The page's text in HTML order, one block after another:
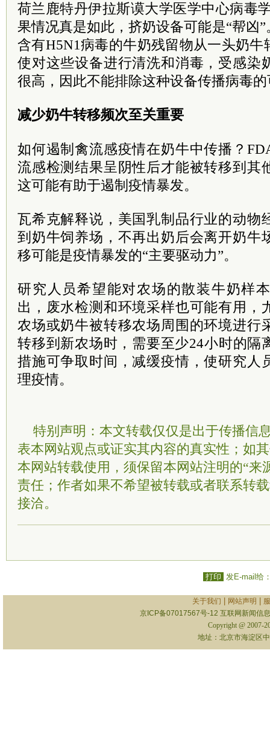
荷兰鹿特丹伊拉斯谟大学医学中心病毒
果情况真是如此，挤奶设备可能是“帮凶
含有H5N1病毒的牛奶残留物从一头奶
使对这些设备进行清洗和消毒，受感染
很高，因此不能排除这种设备传播病毒
减少奶牛转移频次至关重要
如何遏制禽流感疫情在奶牛中传播？
流感检测结果呈阴性后才能被转移到其
这可能有助于遏制疫情暴发。
瓦希克解释说，美国乳制品行业的动物
到奶牛饲养场，不再出奶后会离开奶牛
移可能是疫情暴发的“主要驱动力”。
研究人员希望能对农场的散装牛奶样
出，废水检测和环境采样也可能有用，
农场或奶牛被转移农场周围的环境进行
转移到新农场时，需要至少24小时的隔
措施可争取时间，减缓疫情，使研究人
理疫情。
特别声明：本文转载仅仅是出于传播信
表本网站观点或证实其内容的真实性；如
本网站转载使用，须保留本网站注明的“来
责任；作者如果不希望被转载或者联系转
接洽。
打印 发E-mail给
关于我们 网站声明
京ICP备07017567号-12 互联网新闻信
Copyright @ 2007-
地址：北京市海淀区